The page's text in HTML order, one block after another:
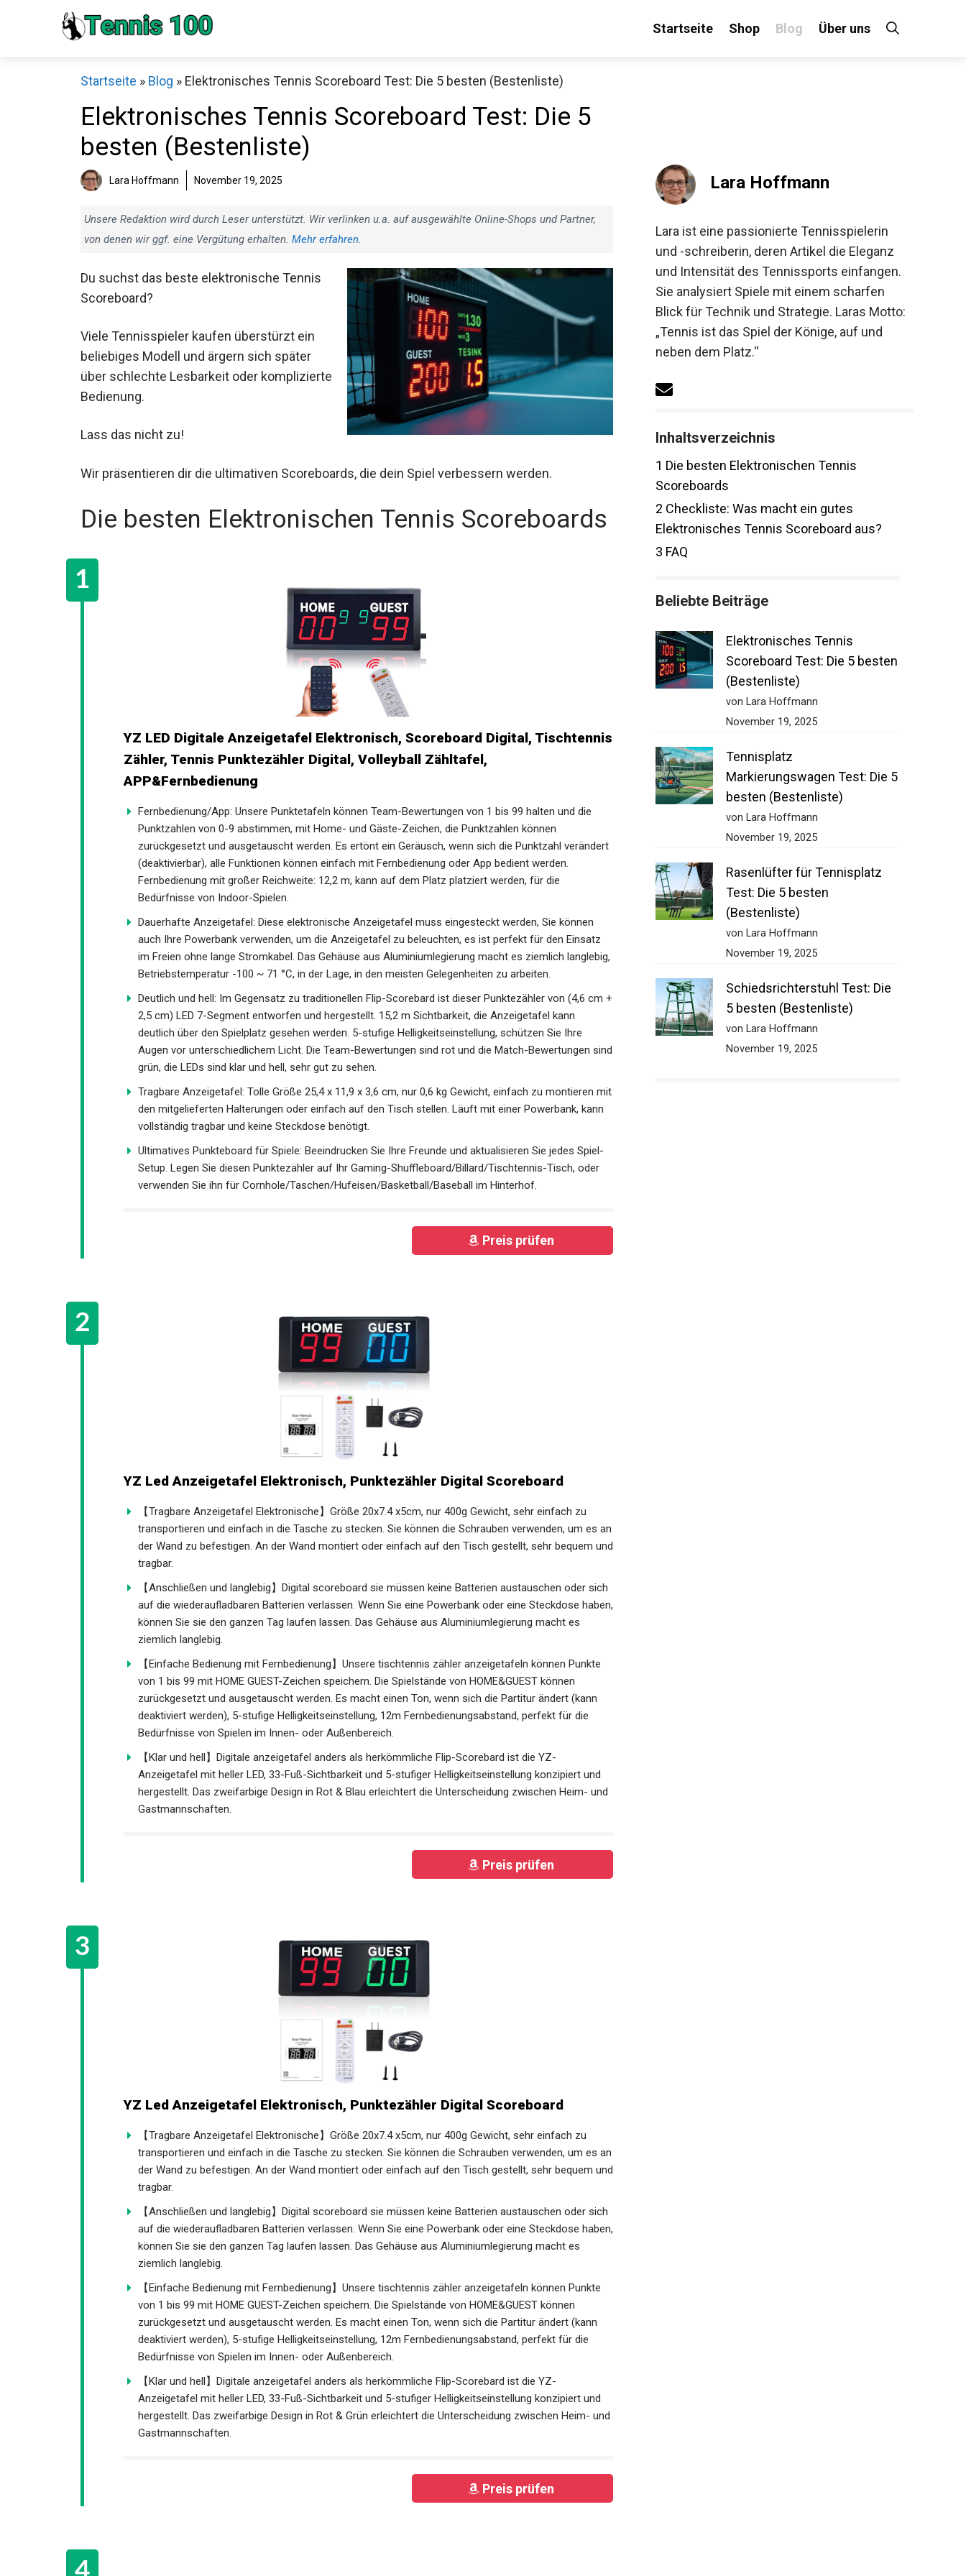
Startseite Shop Blog Über uns
Startseite » Blog » Elektronisches Tennis Scoreboard Test: Die 5 besten (Bestenliste)
Elektronisches Tennis Scoreboard Test: Die 5
besten (Bestenliste)
Lara Hoffmann November 19, 2025
Unsere Redaktion wird durch Leser unterstützt. Wir verlinken u.a. auf ausgewählte Online-Shops und Partner,
von denen wir ggf. eine Vergütung erhalten. Mehr erfahren.
Du suchst das beste elektronische Tennis
Scoreboard?
Viele Tennisspieler kaufen überstürzt ein
beliebiges Modell und ärgern sich später
über schlechte Lesbarkeit oder komplizierte
Bedienung.
Lass das nicht zu!
Wir präsentieren dir die ultimativen Scoreboards, die dein Spiel verbessern werden.
Die besten Elektronischen Tennis
Scoreboards
YZ LED Digitale Anzeigetafel Elektronisch, Scoreboard Digital,
APP&Fernbedienung
Fernbedienung/App: Unsere Punktetafeln können Team-Bewertungen von 1 bis 99 halten und die
Punktzahlen von 0-9 abstimmen, mit Home- und Gäste-Zeichen, die Punktzahlen können
zurückgesetzt und ausgetauscht werden. Es ertönt ein Geräusch, wenn sich die Punktzahl
verändert (deaktivierbar), alle Funktionen können einfach mit Fernbedienung oder App bedient
werden. Fernbedienung mit großer Reichweite: 12,2 m, kann auf dem Platz platziert werden, für die
Bedürfnisse von Indoor-Spielen.
Dauerhafte Anzeigetafel: Diese elektronische Anzeigetafel muss eingesteckt werden, Sie können
auch Ihre Powerbank verwenden, um die Anzeigetafel zu beleuchten, es ist perfekt für den Einsatz
im Freien ohne lange Stromkabel. Das Gehäuse aus Aluminiumlegierung macht es ziemlich
langlebig, Betriebstemperatur -100 ~ 71 °C, in der Lage, in den meisten Gelegenheiten zu arbeiten.
Deutlich und hell: Im Gegensatz zu traditionellen Flip-Scorebard ist dieser Punktezähler von (4,6 cm
+ 2,5 cm) LED 7-Segment entworfen und hergestellt. 15,2 m Sichtbarkeit, die Anzeigetafel kann
deutlich über den Spielplatz gesehen werden. 5-stufige Helligkeitseinstellung, schützen Sie Ihre
Augen vor unterschiedlichem Licht. Die Team-Bewertungen sind rot und die Match-Bewertungen
sind grün, die LEDs sind klar und hell, sehr gut zu sehen.
Tragbare Anzeigetafel: Tolle Größe 25,4 x 11,9 x 3,6 cm, nur 0,6 kg Gewicht, einfach zu montieren
mit den mitgelieferten Halterungen oder einfach auf den Tisch stellen. Läuft mit einer Powerbank,
kann vollständig tragbar und keine Steckdose benötigt.
Ultimatives Punkteboard für Spiele: Beeindrucken Sie Ihre Freunde und aktualisieren Sie jedes Spiel-
YZ Led Anzeigetafel Elektronisch, Punktezähler Digital Scoreboard
【Tragbare Anzeigetafel Elektronische】Größe 20x7.4 x5cm, nur 400g Gewicht, sehr einfach zu
transportieren und einfach in die Tasche zu stecken. Sie können die Schrauben verwenden, um es
an der Wand zu befestigen. An der Wand montiert oder einfach auf den Tisch gestellt, sehr
bequem und tragbar.
【Anschließen und langlebig】Digital scoreboard sie müssen keine Batterien austauschen oder
sich auf die wiederaufladbaren Batterien verlassen. Wenn Sie eine Powerbank oder eine Steckdose
haben, können Sie sie den ganzen Tag laufen lassen. Das Gehäuse aus Aluminiumlegierung macht
es ziemlich langlebig.
【Einfache Bedienung mit Fernbedienung】Unsere tischtennis zähler anzeigetafeln können Punkte
von 1 bis 99 mit HOME GUEST-Zeichen speichern. Die Spielstände von HOME&GUEST können
zurückgesetzt und ausgetauscht werden. Es macht einen Ton, wenn sich die Partitur ändert (kann
deaktiviert werden), 5-stufige Helligkeitseinstellung, 12m Fernbedienungsabstand, perfekt für die
Bedürfnisse von Spielen im Innen- oder Außenbereich.
【Klar und hell】Digitale anzeigetafel anders als herkömmliche Flip-Scorebard ist die YZ-
Anzeigetafel mit heller LED, 33-Fuß-Sichtbarkeit und 5-stufiger Helligkeitseinstellung konzipiert und
YZ Led Anzeigetafel Elektronisch, Punktezähler Digital Scoreboard
【Tragbare Anzeigetafel Elektronische】Größe 20x7.4 x5cm, nur 400g Gewicht, sehr einfach zu
transportieren und einfach in die Tasche zu stecken. Sie können die Schrauben verwenden, um es
an der Wand zu befestigen. An der Wand montiert oder einfach auf den Tisch gestellt, sehr
bequem und tragbar.
【Anschließen und langlebig】Digital scoreboard sie müssen keine Batterien austauschen oder
sich auf die wiederaufladbaren Batterien verlassen. Wenn Sie eine Powerbank oder eine Steckdose
haben, können Sie sie den ganzen Tag laufen lassen. Das Gehäuse aus Aluminiumlegierung macht
es ziemlich langlebig.
【Einfache Bedienung mit Fernbedienung】Unsere tischtennis zähler anzeigetafeln können Punkte
von 1 bis 99 mit HOME GUEST-Zeichen speichern. Die Spielstände von HOME&GUEST können
zurückgesetzt und ausgetauscht werden. Es macht einen Ton, wenn sich die Partitur ändert (kann
deaktiviert werden), 5-stufige Helligkeitseinstellung, 12m Fernbedienungsabstand, perfekt für die
Bedürfnisse von Spielen im Innen- oder Außenbereich.
【Klar und hell】Digitale anzeigetafel anders als herkömmliche Flip-Scorebard ist die YZ-
Anzeigetafel mit heller LED, 33-Fuß-Sichtbarkeit und 5-stufiger Helligkeitseinstellung konzipiert und
Lara Hoffmann
Lara ist eine passionierte Tennisspielerin
und -schreiberin, deren Artikel die Eleganz
und Intensität des Tennissports einfangen.
Sie analysiert Spiele mit einem scharfen
Blick für Technik und Strategie. Laras
Motto: „Tennis ist das Spiel der Könige, auf
und neben dem Platz.“
Inhaltsverzeichnis
Die besten Elektronischen Tennis
Scoreboards
Checkliste: Was macht ein gutes
Elektronisches Tennis Scoreboard aus?
FAQ
Beliebte Beiträge
Elektronisches Tennis
Scoreboard Test: Die 5
besten (Bestenliste)
von Lara Hoffmann
November 19, 2025
Tennisplatz
Markierungswagen Test: Die
5 besten (Bestenliste)
von Lara Hoffmann
November 19, 2025
Rasenlüfter für Tennisplatz
Test: Die 5 besten
(Bestenliste)
von Lara Hoffmann
November 19, 2025
Schiedsrichterstuhl Test: Die
5 besten (Bestenliste)
von Lara Hoffmann
November 19, 2025
Decathlon Sale
Schaue dir jetzt die meistverkauften Produkte im Sale bei Decathlon an!
Jetzt anschauen